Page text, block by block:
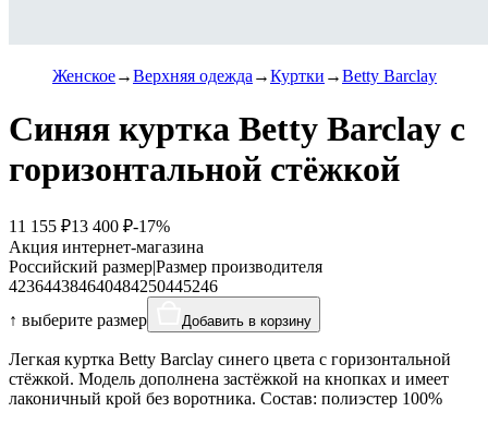
Женское Верхняя одежда Куртки Betty Barclay
Синяя куртка Betty Barclay с
горизонтальной стёжкой
11 155 ₽13 400 ₽-17%
Акция интернет-магазина
Российский размер|Размер производителя
423644384640484250445246
↑ выберите размер
Добавить в корзину
Легкая куртка Betty Barclay синего цвета с горизонтальной
стёжкой. Модель дополнена застёжкой на кнопках и имеет
лаконичный крой без воротника. Состав: полиэстер 100%